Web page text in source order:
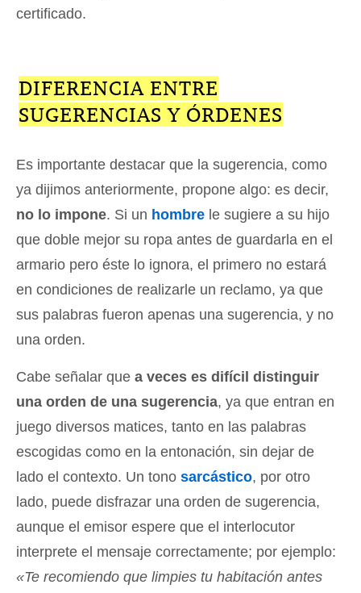
certificado.
DIFERENCIA ENTRE
SUGERENCIAS Y ÓRDENES
Es importante destacar que la sugerencia, como
ya dijimos anteriormente, propone algo: es decir,
no lo impone. Si un hombre le sugiere a su hijo
que doble mejor su ropa antes de guardarla en el
armario pero éste lo ignora, el primero no estará
en condiciones de realizarle un reclamo, ya que
sus palabras fueron apenas una sugerencia, y no
una orden.
Cabe señalar que a veces es difícil distinguir
una orden de una sugerencia, ya que entran en
juego diversos matices, tanto en las palabras
escogidas como en la entonación, sin dejar de
lado el contexto. Un tono sarcástico, por otro
lado, puede disfrazar una orden de sugerencia,
aunque el emisor espere que el interlocutor
interprete el mensaje correctamente; por ejemplo:
«Te recomiendo que limpies tu habitación antes